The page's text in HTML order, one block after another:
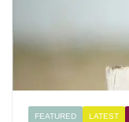
FEATURED LATEST